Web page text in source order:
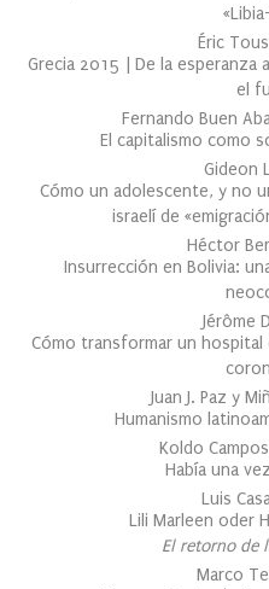
Éric
Grecia 2015 | De la esperanza
el
Fernando Buen
El capitalismo como
Gideon
Cómo un adolescente, y no
israelí de
Héctor
Insurrección en Bolivia:
Jérôme
Cómo transformar un
Juan J. Paz y
Humanismo
Koldo
Había una
Luis
Lili Marleen oder
El retorno de
Marco